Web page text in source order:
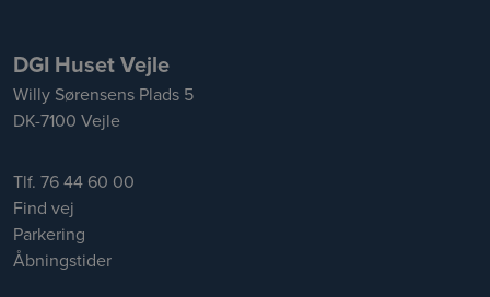
DGI Huset Vejle
Willy Sørensens Plads 5
DK-7100 Vejle
Tlf. 76 44 60 00
Find vej
Parkering
Åbningstider